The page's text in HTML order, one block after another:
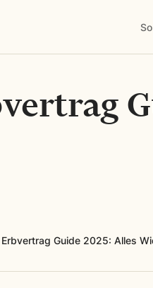
Erbvertrag Guide 2025: Alles